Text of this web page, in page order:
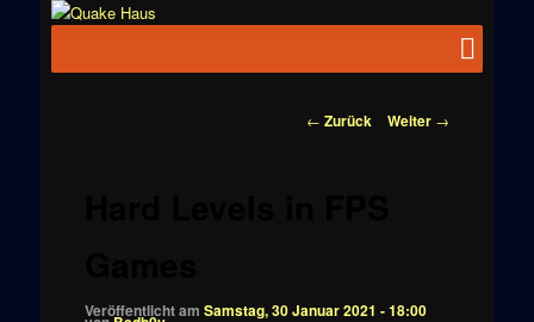
News zu
Beitragsnavigation
← Zurück Weiter →
Veröffentlicht am Samstag, 30 Januar 2021 - 18:00